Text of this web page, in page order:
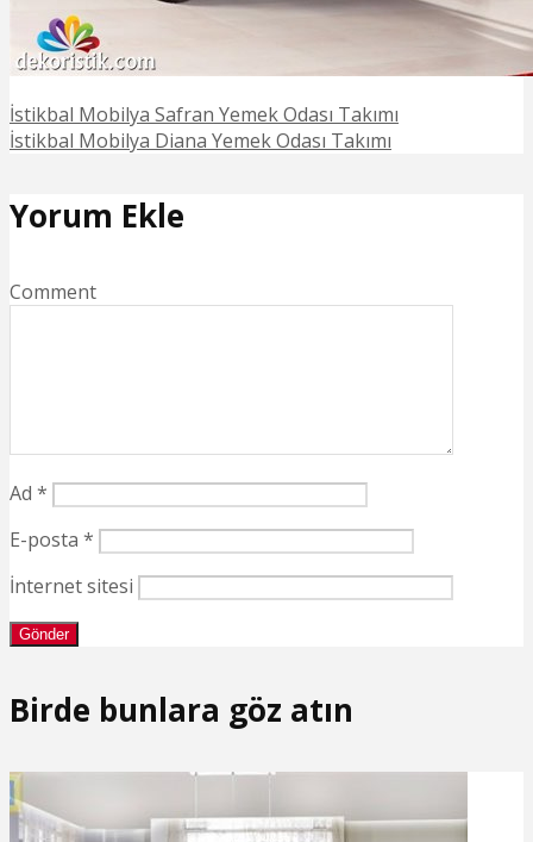
İstikbal Mobilya Safran Yemek Odası Takımı
İstikbal Mobilya Diana Yemek Odası Takımı
Yorum Ekle
Comment
Ad *
E-posta *
İnternet sitesi
Birde bunlara göz atın